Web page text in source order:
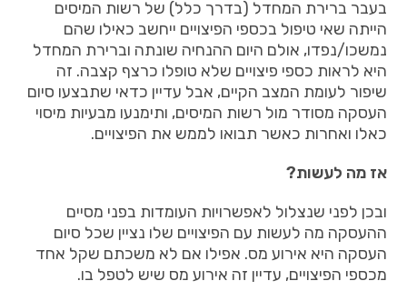
בעבר ברירת המחדל (בדרך כלל) של רשות המיסים
הייתה שאי טיפול בכספי הפיצויים ייחשב כאילו שהם
נמשכו/נפדו, אולם היום ההנחיה שונתה וברירת המחדל
היא לראות כספי פיצויים שלא טופלו כרצף קצבה. זה
שיפור לעומת המצב הקיים, אבל עדיין כדאי שתבצעו סיום
העסקה מסודר מול רשות המיסים, ותימנעו מבעיות מיסוי
כאלו ואחרות כאשר תבואו לממש את הפיצויים.
אז מה לעשות?
ובכן לפני שנצלול לאפשרויות העומדות בפני מסיים
ההעסקה מה לעשות עם הפיצויים שלו נציין שכל סיום
העסקה היא אירוע מס. אפילו אם לא משכתם שקל אחד
מכספי הפיצויים, עדיין זה אירוע מס שיש לטפל בו.